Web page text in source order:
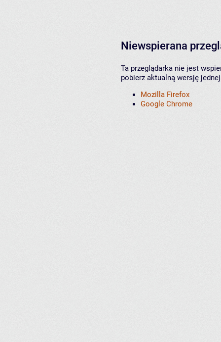
Niewspierana
Ta przeglądarka nie jest
pobierz aktualną wersję
Mozilla Firefox
Google Chrome